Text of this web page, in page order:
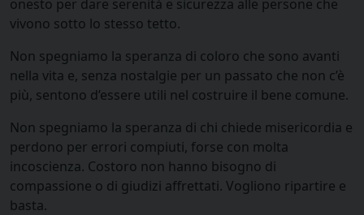
onesto per dare serenità e sicurezza alle persone che
vivono sotto lo stesso tetto.
Non spegniamo la speranza di coloro che sono avanti
nella vita e, senza nostalgie per un passato che non c’è
più, sentono d’essere utili nel costruire il bene comune.
Non spegniamo la speranza di chi chiede misericordia e
perdono per errori compiuti, forse con molta
incoscienza. Costoro non hanno bisogno di
compassione o di giudizi affrettati. Vogliono ripartire e
basta.